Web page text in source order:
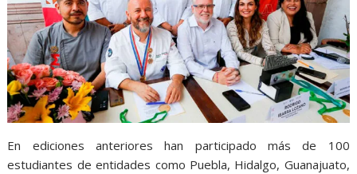
En ediciones anteriores han participado más de 100
estudiantes de entidades como Puebla, Hidalgo, Guanajuato,